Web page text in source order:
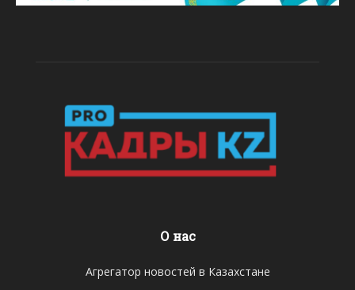
О нас
Агрегатор новостей в Казахстане